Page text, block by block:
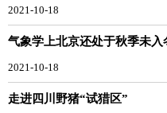
2021-10-18
气象学上北京还处于秋季未
2021-10-18
走进四川野猪“试猎区”